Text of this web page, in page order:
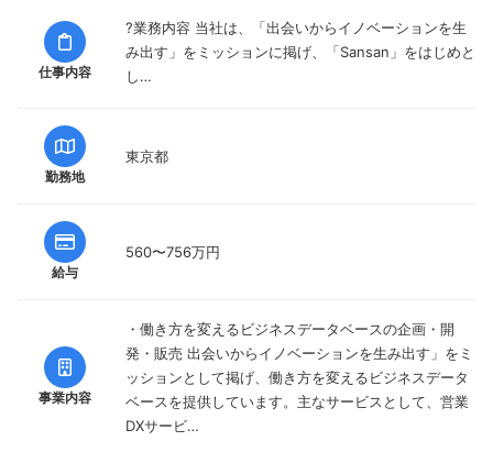
仕事内容
?業務内容 当社は、「出会いからイノベーションを生
み出す」をミッションに掲げ、「Sansan」をはじめと
し…
勤務地
東京都
給与
560〜756万円
事業内容
・働き方を変えるビジネスデータベースの企画・開
発・販売 出会いからイノベーションを生み出す」をミ
ッションとして掲げ、働き方を変えるビジネスデータ
ベースを提供しています。主なサービスとして、営業
DXサービ…